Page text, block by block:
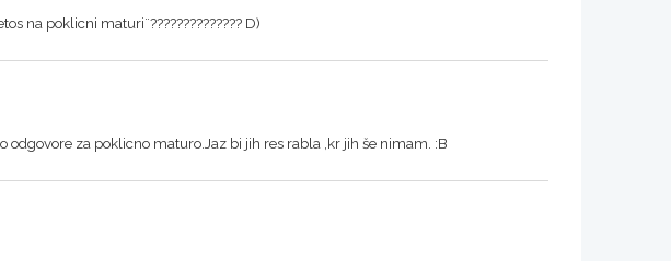
na poklicni maturi¨?????????????? D)
odgovore za poklicno maturo.Jaz bi jih res rabla ,kr jih še nimam. :B